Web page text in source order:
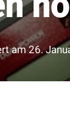
am26.